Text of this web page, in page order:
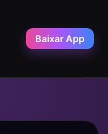
Baixar App